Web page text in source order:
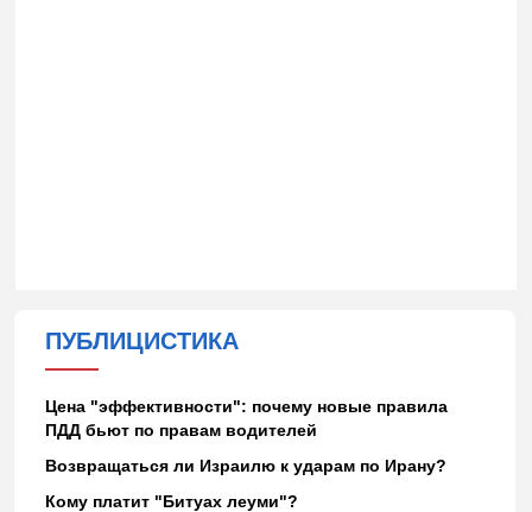
ПУБЛИЦИСТИКА
Цена "эффективности": почему новые правила
ПДД бьют по правам водителей
Возвращаться ли Израилю к ударам по Ирану?
Кому платит "Битуах леуми"?